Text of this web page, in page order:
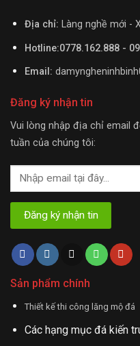
Địa chỉ: Làng nghề mới -
Hotline:0778.162.888 -
Email:
Đăng ký nhận tin
Vui lòng nhập địa chỉ email
tuần của chúng tôi:
Sản phẩm chính
Thiết kế thi công lăng mộ đá
Các hạng mục đá kiến